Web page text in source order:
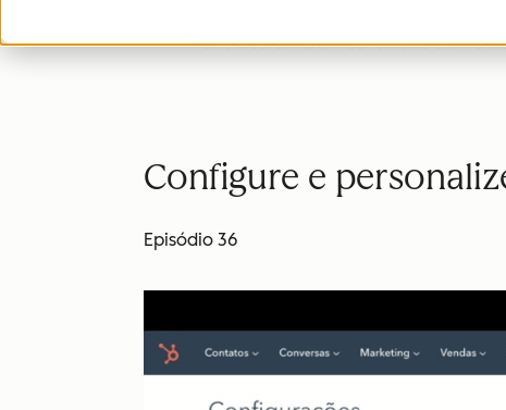
Com o Hubspot Em Vídeo você pode
você a serem bem-sucedidos com o
Configure e
Episódio 36